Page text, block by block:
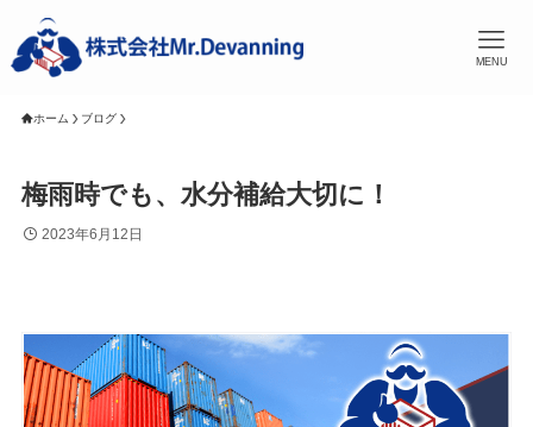
MENU
ホーム ブログ
梅雨時でも、水分補給大切に！
2023年6月12日